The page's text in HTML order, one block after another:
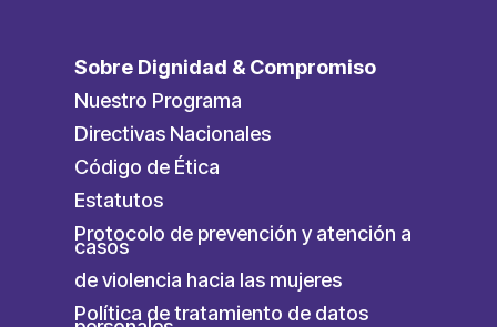
Sobre Dignidad & Compromiso
Nuestro Programa
Directivas Nacionales
Código de Ética
Estatutos
Protocolo de prevención y atención a
casos
de violencia hacia las mujeres
Política de tratamiento de datos